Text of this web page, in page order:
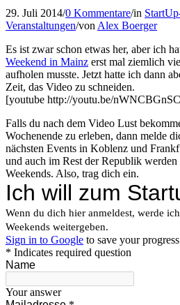
29. Juli 2014/0 Kommentare/in
Veranstaltungen/von Alex Boerger
Es ist zwar schon etwas her, aber ich
Weekend in Mainz erst mal ziemlich
aufholen musste. Jetzt hatte ich dann
Zeit, das Video zu schneiden.
[youtube http://youtu.be/
Falls du nach dem Video Lust
Wochenende zu erleben, dann melde
nächsten Events in Koblenz und
und auch im Rest der Republik werden
Weekends. Also, trag dich ein.